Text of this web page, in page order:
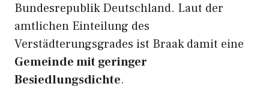
Bundesrepublik Deutschland. Laut der
amtlichen Einteilung des
Verstädterungsgrades ist Braak damit eine
Gemeinde mit geringer
Besiedlungsdichte.